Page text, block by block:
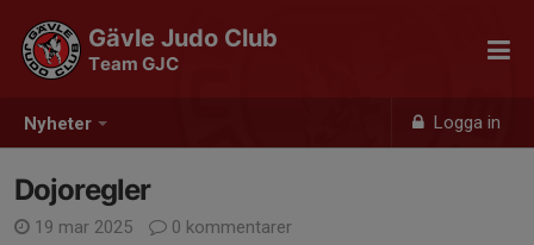
Nyheter Logga in
Gävle Judo Club
Team GJC
Dojoregler
19 mar 2025
0 kommentarer